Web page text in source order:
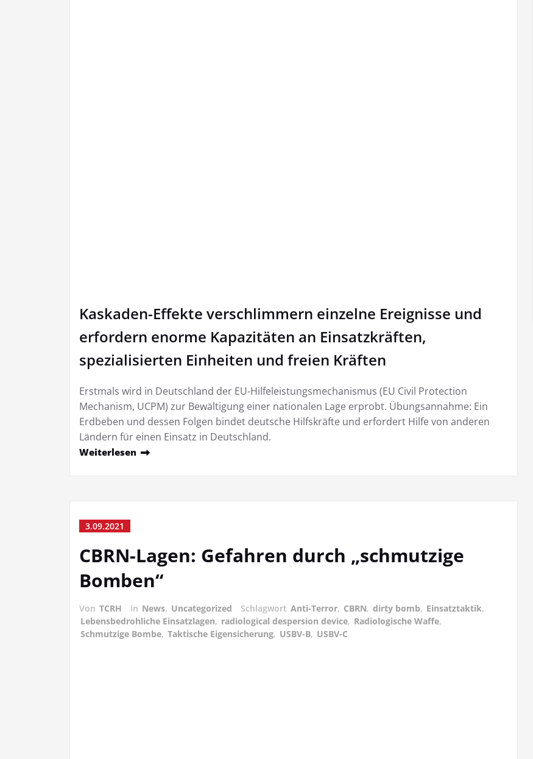
Kaskaden-Effekte verschlimmern einzelne Ereignisse und
erfordern enorme Kapazitäten an Einsatzkräften,
spezialisierten Einheiten und freien Kräften
Erstmals wird in Deutschland der EU-Hilfeleistungsmechanismus (EU Civil Protection
Mechanism, UCPM) zur Bewältigung einer nationalen Lage erprobt. Übungsannahme: Ein
Erdbeben und dessen Folgen bindet deutsche Hilfskräfte und erfordert Hilfe von anderen
Ländern für einen Einsatz in Deutschland.
Weiterlesen
3.09.2021
CBRN-Lagen: Gefahren durch „schmutzige
Bomben“
Von TCRH in News, Uncategorized Schlagwort Anti-Terror, CBRN, dirty bomb, Einsatztaktik,
Lebensbedrohliche Einsatzlagen, radiological despersion device, Radiologische Waffe,
Schmutzige Bombe, Taktische Eigensicherung, USBV-B, USBV-C